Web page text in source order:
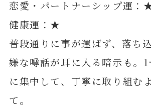
恋愛・パートナーシップ運：
健康運：★
普段通りに事が運ばず、落ち
嫌な噂話が耳に入る暗示も。
に集中して、丁寧に取り組む
て。